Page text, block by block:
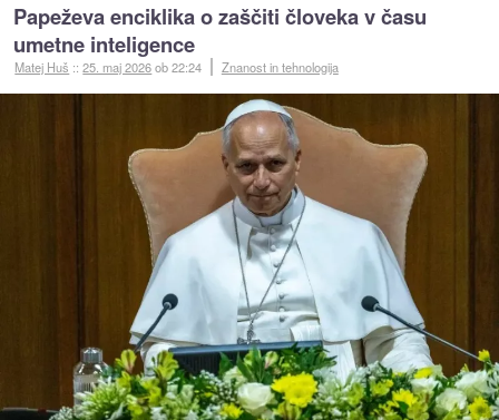
Papeževa enciklika o zaščiti človeka v času
umetne inteligence
Matej Huš ::25. maj 2026ob 22:24 Znanost in tehnologija